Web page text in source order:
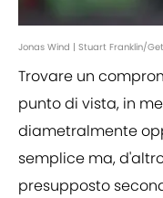
Jonas Wind | Stuart Franklin/
Trovare un
punto di vista, in
diametralmente
semplice ma,
presupposto